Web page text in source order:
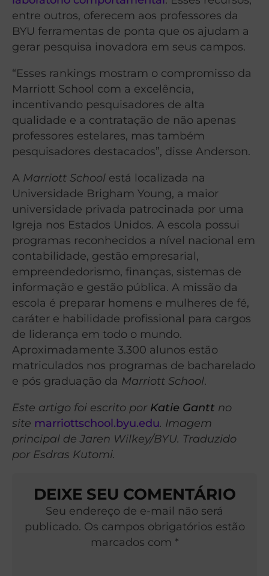
entre outros, oferecem aos professores da
BYU ferramentas de ponta que os ajudam a
gerar pesquisa inovadora em seus campos.
“Esses rankings mostram o compromisso da
Marriott School com a excelência,
incentivando pesquisadores de alta
qualidade e a contratação de não apenas
professores estelares, mas também
pesquisadores destacados”, disse Anderson.
A Marriott School está localizada na
Universidade Brigham Young, a maior
universidade privada patrocinada por uma
Igreja nos Estados Unidos. A escola possui
programas reconhecidos a nível nacional em
contabilidade, gestão empresarial,
empreendedorismo, finanças, sistemas de
informação e gestão pública. A missão da
escola é preparar homens e mulheres de fé,
caráter e habilidade profissional para cargos
de liderança em todo o mundo.
Aproximadamente 3.300 alunos estão
matriculados nos programas de bacharelado
e pós graduação da Marriott School.
Este artigo foi escrito por Katie Gantt no
site marriottschool.byu.edu. Imagem
principal de Jaren Wilkey/BYU. Traduzido
por Esdras Kutomi.
DEIXE SEU COMENTÁRIO
Seu endereço de e-mail não será
publicado. Os campos obrigatórios estão
marcados com *